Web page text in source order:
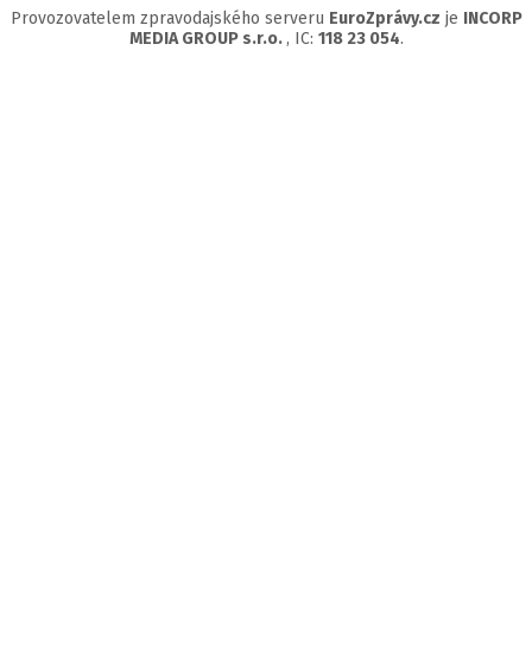
Provozovatelem zpravodajského serveru EuroZprávy.cz je INCORP
MEDIA GROUP s.r.o. , IC: 118 23 054.